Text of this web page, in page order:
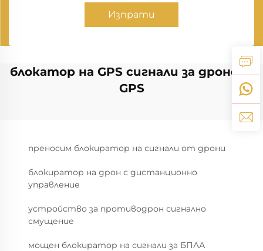
Изпрати
блокатор на GPS сигнали за дронове
GPS
преносим блокиратор на сигнали от дрони
блокиратор на дрон с дистанционно
управление
устройство за противодрон сигнално
смущение
мощен блокиратор на сигнали за БПЛА